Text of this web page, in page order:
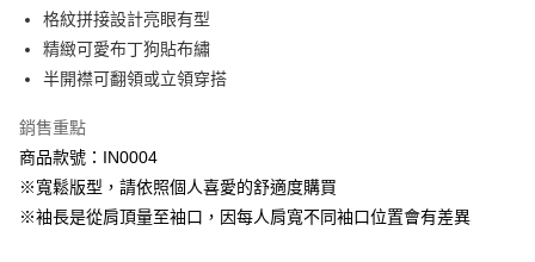
7-11取貨付款
每筆NT$60，滿NT$1,000(含以上)免運費
每筆NT$60，滿NT$1,000(含以上)免運費
宅配
每筆NT$120，滿NT$1,000(含以上)免運費
格紋拼接設計亮眼有型
精緻可愛布丁狗貼布繡
半開襟可翻領或立領穿搭
銷售重點
商品款號：IN0004
※寬鬆版型，請依照個人喜愛的舒適度購買
※袖長是從肩頂量至袖口，因每人肩寬不同袖口位置會有差異